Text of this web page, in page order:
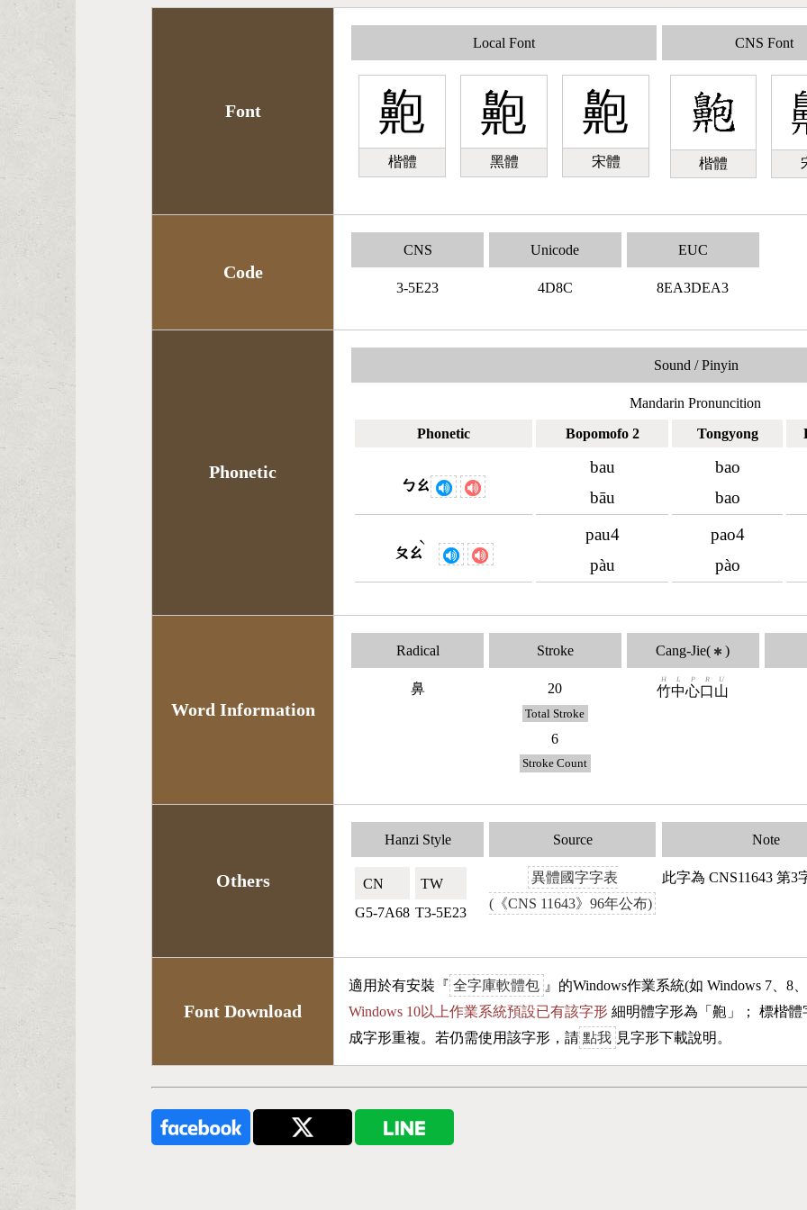
Font
Local Font
䶌
楷體
䶌
黑體
䶌
宋體
CNS Font
楷體
Code
CNS
3-5E23
Unicode
4D8C
EUC
8EA3DEA3
Phonetic
Sound / Pinyin
Mandarin Pronuncition
Phonetic
Bopomofo 2 Tongyong
ㄅㄠ
bau
bāu
bao
bao
ㄆㄠ
ˋ
pau4
pàu
pao4
pào
Word Information
Radical
鼻
Stroke
20
Total Stroke
6
Stroke Count
Cang-Jie( ✱ )
竹
H
中
L
心
P
口
R
山
U
Others
Hanzi Style
CN🇨🇳
G5-7A68
TW🇹🇼
T3-5E23
Source
異體國字字表
(《CNS 11643》96年公布)
Note
此字為 CNS11643 第3
Font Download
適用於有安裝『 全字庫軟體包 』的Windows作業系統(如 Windows 7、8
Windows 10以上作業系統預設已有該字形 細明體字形為「䶌 」； 標楷
成字形重複。若仍需使用該字形，請 點我 見字形下載說明。